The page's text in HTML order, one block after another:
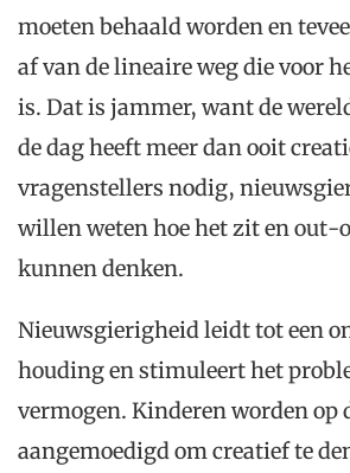
moeten behaald worden en
af van de lineaire weg die voor
is. Dat is jammer, want de
de dag heeft meer dan ooit
vragenstellers nodig,
willen weten hoe het zit en
kunnen denken.
Nieuwsgierigheid leidt tot een
houding en stimuleert het
vermogen. Kinderen worden op
aangemoedigd om creatief te